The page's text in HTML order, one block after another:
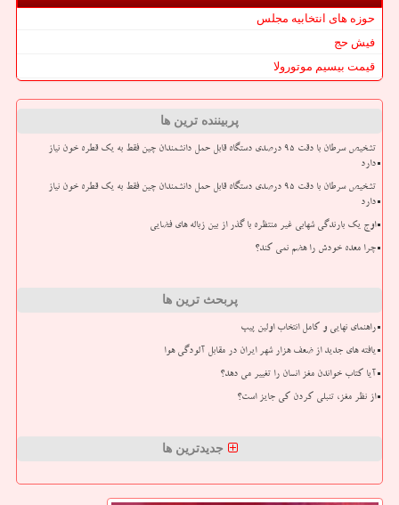
حوزه های انتخابیه مجلس
فیش حج
قیمت بیسیم موتورولا
پربیننده ترین ها
تشخیص سرطان با دقت ۹۵ درصدی دستگاه قابل حمل دانشمندان چین فقط به یک قطره خون نیاز
دارد
تشخیص سرطان با دقت ۹۵ درصدی دستگاه قابل حمل دانشمندان چین فقط به یک قطره خون نیاز
دارد
اوج یک بارندگی شهابی غیر منتظره با گذر از بین زباله های فضایی
چرا معده خودش را هضم نمی کند؟
پربحث ترین ها
راهنمای نهایی و کامل انتخاب اولین پیپ
یافته های جدید از ضعف هزار شهر ایران در مقابل آلودگی هوا
آیا کتاب خواندن مغز انسان را تغییر می دهد؟
از نظر مغز، تنبلی کردن کی جایز است؟
جدیدترین ها